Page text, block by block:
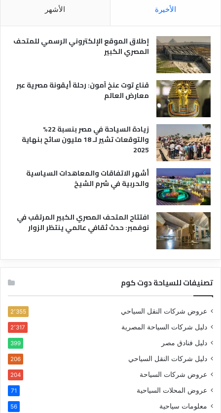
ر
ة
و
الأخيرة الأشهر
إطلاق الموقع الإلكتروني الرسمي للمتحف
المصري الكبير
قناع توت عنخ آمون: رحلة أيقونة مصرية عبر
معارض العالم
زيادة السياحة في مصر بنسبة 22%
والتوقعات تشير لـ 18 مليون سائح بنهاية
2025
أشهر الاتفاقات والمعاهدات السياسية
والحربية في شرم الشيخ
افتتاح المتحف المصري الكبير المرتقب في
نوفمبر: حدث ثقافي عالمي ينتظر الزوار
تصنيفات للسياحة دوت كوم
عروض شركات النقل السياحي 2٬355
دليل شركات السياحة المصرية 2٬317
دليل فنادق مصر 399
دليل شركات النقل السياحي 206
عروض شركات السياحة 204
عروض المحلات السياحية 71
معلومات سياحية 56